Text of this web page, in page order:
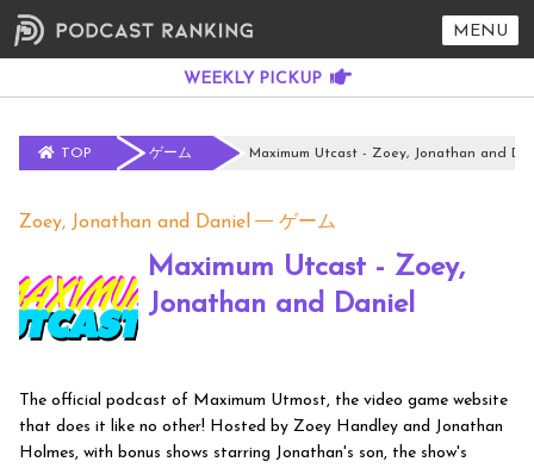
MENU
TOP ゲーム Maximum Utcast - Zoey, Jonathan and
Zoey, Jonathan and Daniel ゲーム
Maximum Utcast - Zoey,
Jonathan and Daniel
The official podcast of Maximum Utmost, the video game website
that does it like no other! Hosted by Zoey Handley and Jonathan
Holmes, with bonus shows starring Jonathan's son, the show's